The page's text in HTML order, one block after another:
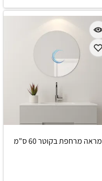
מראה מרחפת בקוטר 60 ס"מ